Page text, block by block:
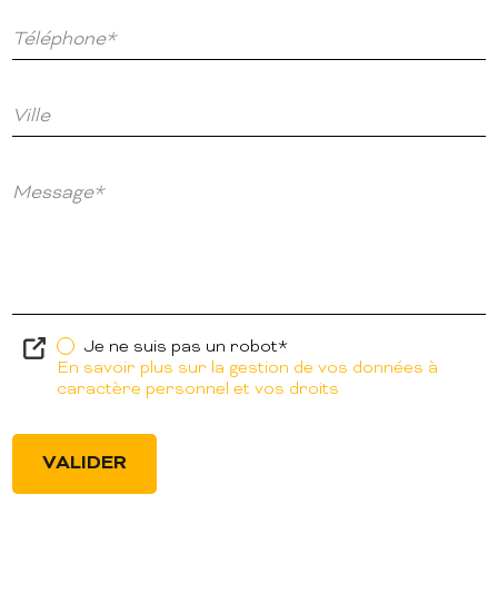
Téléphone*
Ville
Message*
Je ne suis pas un robot*
En savoir plus sur la gestion de vos données à
caractère personnel et vos droits
VALIDER